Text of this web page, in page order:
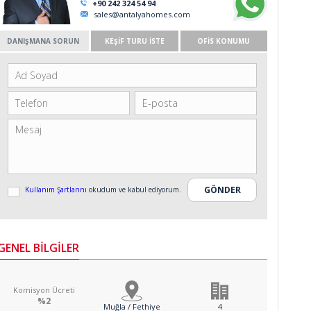
+90 242 324 54 94
sales@antalyahomes.com
DANIŞMANA SORUN KEŞİF TURU İSTE OFİS KONUMU
Kullanım Şartlarını okudum ve kabul ediyorum.
BİLGİLER
Komisyon Ücreti
%2 Muğla / Fethiye 4